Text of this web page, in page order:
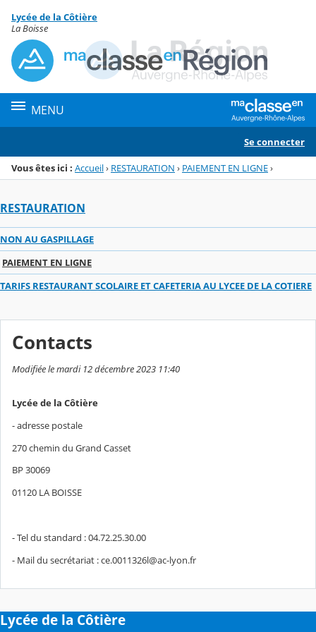
Menu de la rubrique
Contenu
Lycée de la Côtière
La Boisse
MENU
Se connecter
Vous êtes ici : Accueil› RESTAURATION › PAIEMENT EN LIGNE›
RESTAURATION
NON AU GASPILLAGE
PAIEMENT EN LIGNE
TARIFS RESTAURANT SCOLAIRE ET CAFETERIA AU LYCEE DE LA COTIERE
Contacts
Modifiée le mardi 12 décembre 2023 11:40
Lycée de la Côtière
- adresse postale
270 chemin du Grand Casset
BP 30069
01120 LA BOISSE
- Tel du standard : 04.72.25.30.00
- Mail du secrétariat : ce.0011326l@ac-lyon.fr
Lycée de la Côtière